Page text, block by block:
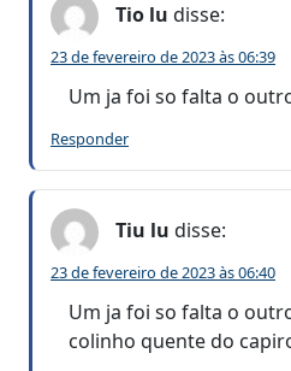
Tio lu disse:
23 de fevereiro de 2023 às 06:39
Um ja foi so falta o
Responder
Tiu lu disse:
23 de fevereiro de 2023 às 06:40
Um ja foi so falta o
colinho quente do